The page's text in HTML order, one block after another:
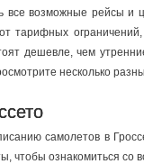
возможные рейсы и
тарифных
дешевле, чем
несколько
самолетов в
чтобы ознакомиться со